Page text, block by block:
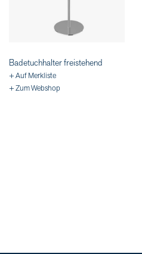
Badetuchhalter freistehend
+ Auf Merkliste
+ Zum Webshop